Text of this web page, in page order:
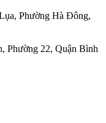
Phường Hà Đông,
Phường 22, Quận Bình